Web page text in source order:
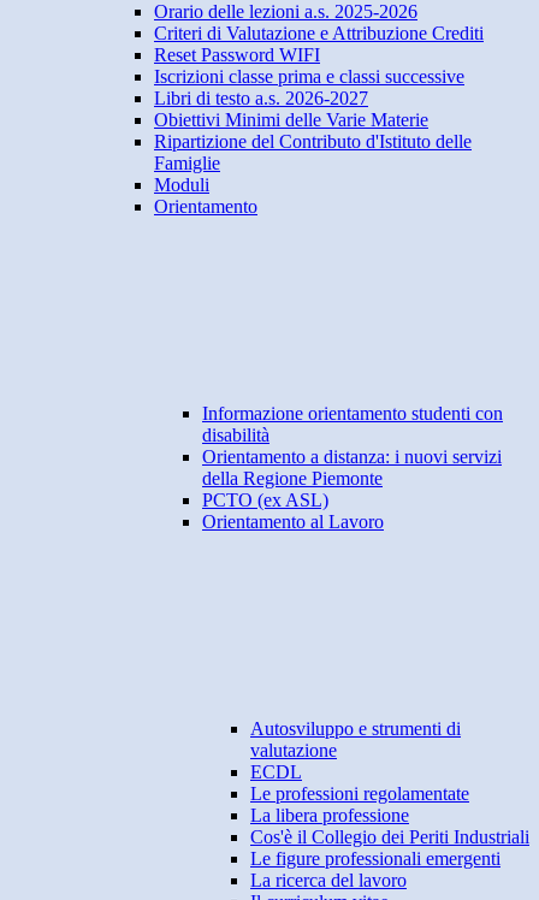
Orario delle lezioni a.s. 2025-2026
Criteri di Valutazione e Attribuzione Crediti
Reset Password WIFI
Iscrizioni classe prima e classi successive
Libri di testo a.s. 2026-2027
Obiettivi Minimi delle Varie Materie
Ripartizione del Contributo d'Istituto delle
Famiglie
Moduli
Orientamento
Informazione orientamento studenti con
disabilità
Orientamento a distanza: i nuovi servizi
della Regione Piemonte
PCTO (ex ASL)
Orientamento al Lavoro
Autosviluppo e strumenti di
valutazione
ECDL
Le professioni regolamentate
La libera professione
Cos'è il Collegio dei Periti Industriali
Le figure professionali emergenti
La ricerca del lavoro